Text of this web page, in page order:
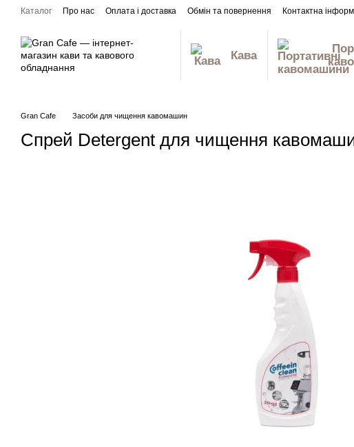
Перейти до основного контенту
Каталог Про нас Оплата і доставка Обмін та повернення Контактна
Кава
Gran Cafe Засоби для чищення кавомашин
Спрей Detergent для чищення